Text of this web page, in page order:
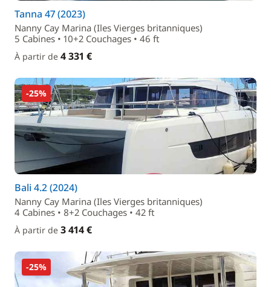
Tanna 47 (2023)
Nanny Cay Marina (Iles Vierges britanniques)
5 Cabines • 10+2 Couchages • 46 ft
À partir de 4 331 €
-25%
Bali 4.2 (2024)
Nanny Cay Marina (Iles Vierges britanniques)
4 Cabines • 8+2 Couchages • 42 ft
À partir de 3 414 €
-25%